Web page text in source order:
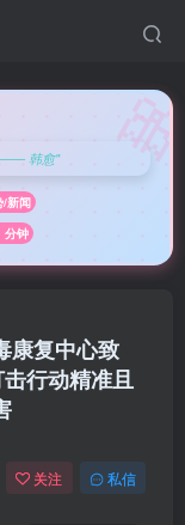
—— 韩愈"
新闻
分钟
康复中心致
行动精准且
关注 私信